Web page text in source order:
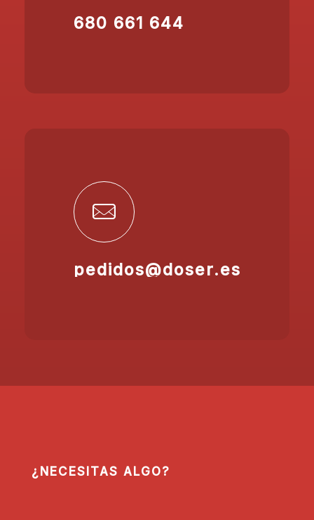
680 661 644
pedidos@doser.es
¿NECESITAS ALGO?